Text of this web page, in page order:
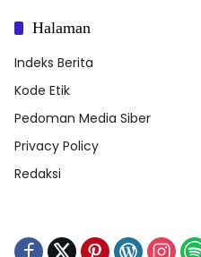
Halaman
Indeks Berita
Kode Etik
Pedoman Media Siber
Privacy Policy
Redaksi